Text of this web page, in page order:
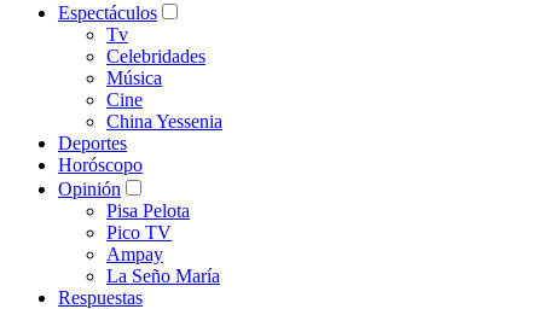
Espectáculos
Tv
Celebridades
Música
Cine
China Yessenia
Deportes
Horóscopo
Opinión
Pisa Pelota
Pico TV
Ampay
La Seño María
Respuestas